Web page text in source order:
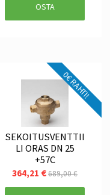
OSTA
0€ RAHTI!
SEKOITUSVENTTII
LI ORAS DN 25
+57C
364,21 €689,00 €